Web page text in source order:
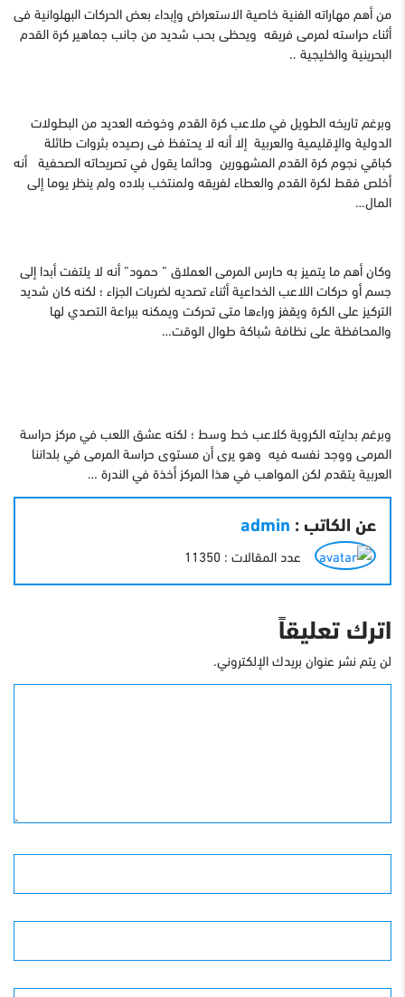
من أهم مهاراته الفنية خاصية الاستعراض وإبداء بعض الحركات البهلوانية فى
أثناء حراسته لمرمى فريقه ويحظى بحب شديد من جانب جماهير كرة القدم
البحرينية والخليجية ..
وبرغم تاريخه الطويل في ملاعب كرة القدم وخوضه العديد من البطولات
الدولية والإقليمية والعربية إلا أنه لا يحتفظ فى رصيده بثروات طائلة
كباقي نجوم كرة القدم المشهورين ودائما يقول في تصريحاته الصحفية أنه
أخلص فقط لكرة القدم والعطاء لفريقه ولمنتخب بلاده ولم ينظر يوما إلى
المال…
وكان أهم ما يتميز به حارس المرمى العملاق ” حمود” أنه لا يلتفت أبدا إلى
جسم أو حركات اللاعب الخداعية أثناء تصديه لضربات الجزاء ؛ لكنه كان شديد
التركيز على الكرة ويقفز وراءها متى تحركت ويمكنه ببراعة التصدي لها
والمحافظة على نظافة شباكة طوال الوقت…
وبرغم بدايته الكروية كلاعب خط وسط ؛ لكنه عشق اللعب في مركز حراسة
المرمى ووجد نفسه فيه وهو يرى أن مستوى حراسة المرمى في بلداننا
العربية يتقدم لكن المواهب في هذا المركز أخذة في الندرة …
عن الكاتب : admin
عدد المقالات : 11350
اترك تعليقاً
لن يتم نشر عنوان بريدك الإلكتروني.